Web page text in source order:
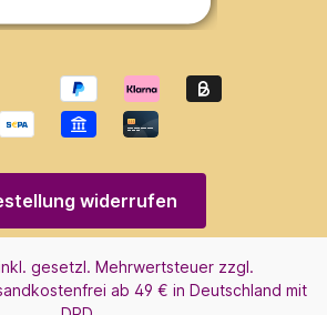
widerrufen
gesetzl. Mehrwertsteuer zzgl.
ab 49 € in Deutschland mit